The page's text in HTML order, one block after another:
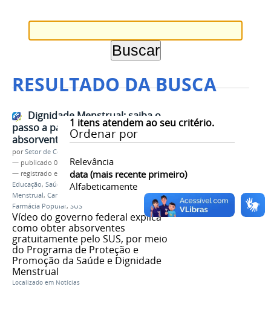
RESULTADO DA BUSCA
1 itens atendem ao seu critério.
Ordenar por
Relevância
data (mais recente primeiro)
Alfabeticamente
Dignidade Menstrual: saiba o
passo a passo para ter acesso a
absorventes gratuitos
porSetor de Comunicação
— publicado 04/03/2024
— registrado em:
Ministério da Educação,MEC,
Educação, Saúde Saúde na Escola,Dignidade
Menstrual, Campanha CadÚnico,
Farmácia Popular, SUS
Vídeo do governo federal explica
como obter absorventes
gratuitamente pelo SUS, por meio
do Programa de Proteção e
Promoção da Saúde e Dignidade
Menstrual
Localizado em Notícias